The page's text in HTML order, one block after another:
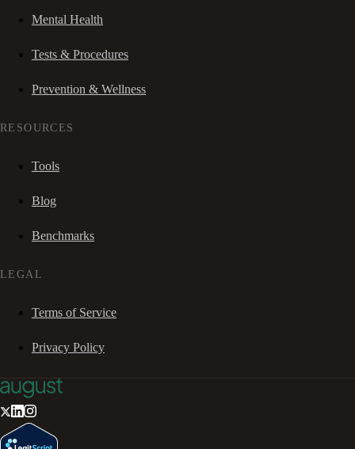
Mental Health
Tests & Procedures
Prevention & Wellness
RESOURCES
Tools
Blog
Benchmarks
LEGAL
Terms of Service
Privacy Policy